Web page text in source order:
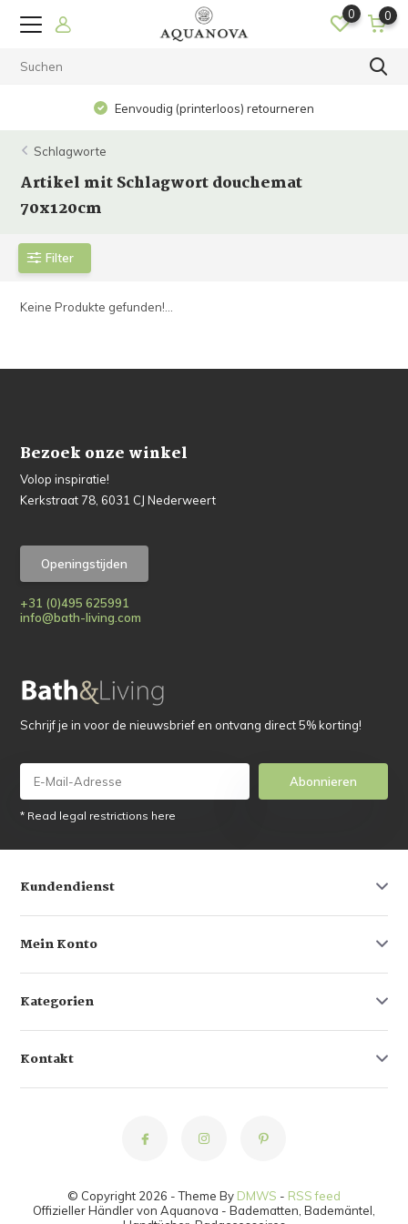
0 0
Eenvoudig (printerloos) retourneren
Schlagworte
Artikel mit Schlagwort douchemat
70x120cm
Filter
Keine Produkte gefunden!...
Bezoek onze winkel
Volop inspiratie!
Kerkstraat 78, 6031 CJ Nederweert
Openingstijden
+31 (0)495 625991
info@bath-living.com
Schrijf je in voor de nieuwsbrief en ontvang direct 5% korting!
Abonnieren
* Read legal restrictions here
Kundendienst
Mein Konto
Kategorien
Kontakt
© Copyright 2026 - Theme By DMWS - RSS feed
Offizieller Händler von Aquanova - Badematten, Bademäntel,